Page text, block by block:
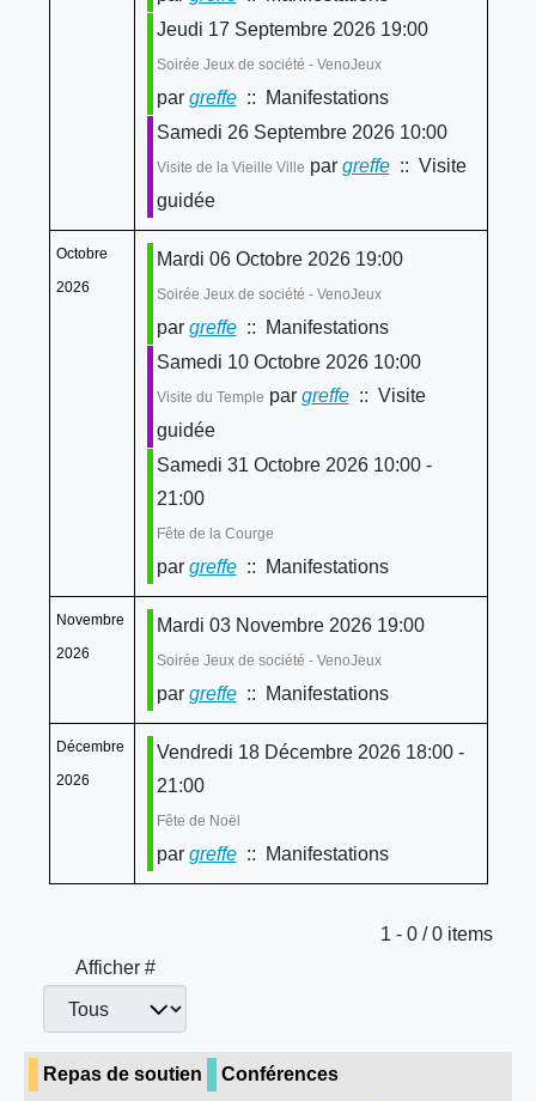
Jeudi 17 Septembre 2026 19:00
Soirée Jeux de société - VenoJeux
par greffe:: Manifestations
Samedi 26 Septembre 2026 10:00
Visite de la Vieille Ville par greffe:: Visite
guidée
Octobre
2026
Mardi 06 Octobre 2026 19:00
Soirée Jeux de société - VenoJeux
par greffe:: Manifestations
Samedi 10 Octobre 2026 10:00
Visite du Temple par greffe:: Visite
guidée
Samedi 31 Octobre 2026 10:00 -
21:00
Fête de la Courge
par greffe:: Manifestations
Novembre
2026
Mardi 03 Novembre 2026 19:00
Soirée Jeux de société - VenoJeux
par greffe:: Manifestations
Décembre
2026
Vendredi 18 Décembre 2026 18:00 -
21:00
Fête de Noël
par greffe:: Manifestations
Limite de la pagination
1 - 0 / 0 items
Afficher #
Repas de soutien Conférences